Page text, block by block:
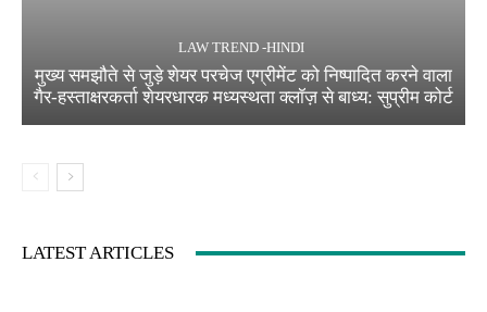
LAW TREND -HINDI
मुख्य समझौते से जुड़े शेयर परचेज एग्रीमेंट को निष्पादित करने वाला
गैर-हस्ताक्षरकर्ता शेयरधारक मध्यस्थता क्लॉज़ से बाध्य: सुप्रीम कोर्ट
LATEST ARTICLES